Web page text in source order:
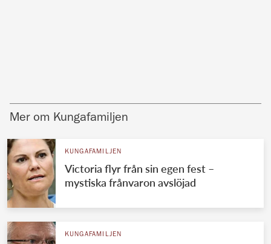
Mer om Kungafamiljen
KUNGAFAMILJEN
Victoria flyr från sin egen fest –
mystiska frånvaron avslöjad
KUNGAFAMILJEN